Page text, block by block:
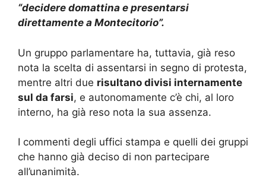
“decidere domattina e presentarsi
direttamente a Montecitorio”.
Un gruppo parlamentare ha, tuttavia, già reso
nota la scelta di assentarsi in segno di protesta,
mentre altri due risultano divisi internamente
sul da farsi, e autonomamente c’è chi, al loro
interno, ha già reso nota la sua assenza.
I commenti degli uffici stampa e quelli dei gruppi
che hanno già deciso di non partecipare
all’unanimità.